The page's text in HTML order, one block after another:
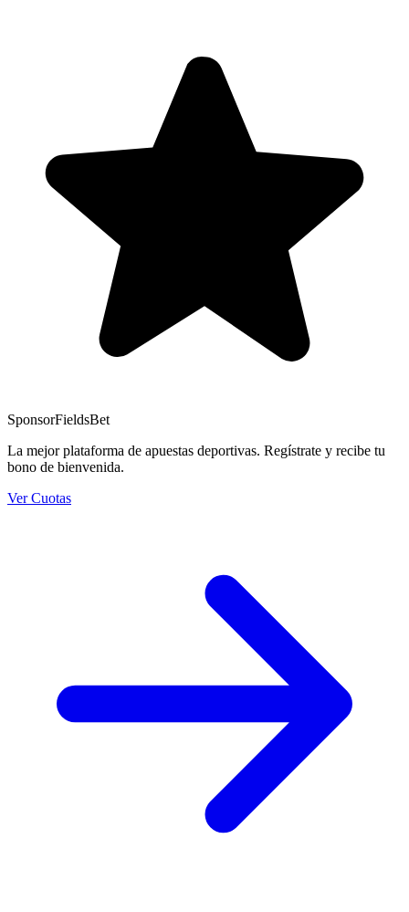
SponsorFieldsBet
La mejor plataforma de apuestas deportivas. Regístrate y recibe tu
bono de bienvenida.
Ver Cuotas